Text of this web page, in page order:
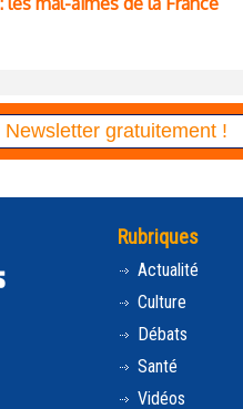
Rubriques
Actualité
Culture
Débats
Santé
Vidéos